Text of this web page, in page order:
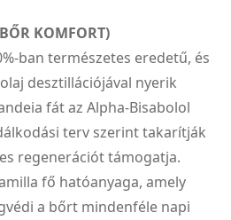
KOMFORT)
ban természetes eredetű, és
desztillációjával nyerik
fát az Alpha-Bisabolol
terv szerint takarítják
regenerációt támogatja.
fő hatóanyaga, amely
a bőrt mindenféle napi